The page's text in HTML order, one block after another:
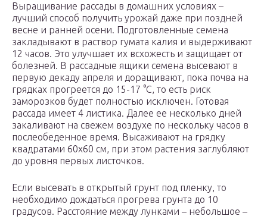
Выращивание рассады в домашних условиях –
лучший способ получить урожай даже при поздней
весне и ранней осени. Подготовленные семена
закладывают в раствор гумата калия и выдерживают
12 часов. Это улучшает их всхожесть и защищает от
болезней. В рассадные ящики семена высевают в
первую декаду апреля и доращивают, пока почва на
грядках прогреется до 15-17 °С, то есть риск
заморозков будет полностью исключен. Готовая
рассада имеет 4 листика. Далее ее несколько дней
закаливают на свежем воздухе по нескольку часов в
послеобеденное время. Высаживают на грядку
квадратами 60х60 см, при этом растения заглубляют
до уровня первых листочков.
Если высевать в открытый грунт под пленку, то
необходимо дождаться прогрева грунта до 10
градусов. Расстояние между лунками – небольшое –